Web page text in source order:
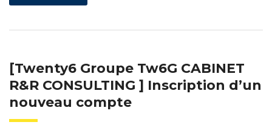
[Twenty6 Groupe Tw6G CABINET
R&R CONSULTING ] Inscription d’un
nouveau compte